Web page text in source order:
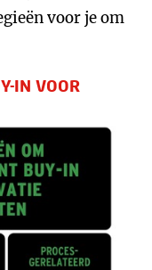
voor je om
IN VOOR